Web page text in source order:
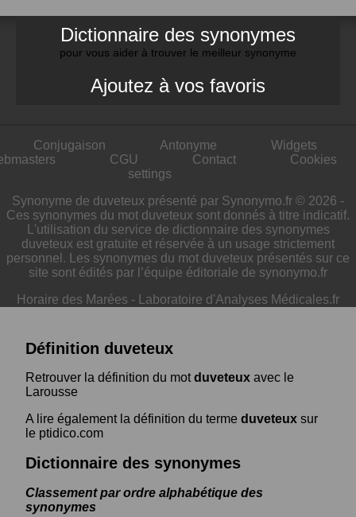
Dictionnaire des synonymes
pour vous aider à trouver le meilleur synonyme
Ajoutez à vos favoris
Conjugaison Antonyme
Widgets
CGU Contact
Cookies
settings
Synonyme de duveteux présenté par Synonymo.fr © 2026 -
Ces synonymes du mot duveteux sont donnés à titre indicatif.
L'utilisation du service de dictionnaire des synonymes
duveteux est gratuite et réservée à un usage strictement
personnel. Les synonymes du mot duveteux présentés sur ce
site sont édités par l’équipe éditoriale de synonymo.fr
Horaire des Marées - Laboratoire d'Analyses Médicales.fr
Définition duveteux
Retrouver la définition du motduveteux avec le
Larousse
A lire également la définition du terme duveteux sur
le ptidico.com
Dictionnaire des synonymes
Classement par ordre alphabétique des
synonymes